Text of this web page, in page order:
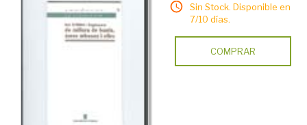
Sin Stock. Disponible en
7/10 días.
COMPRAR